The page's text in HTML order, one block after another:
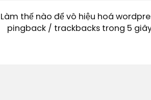
Làm thế nào để vô hiệu hoá
pingback / trackbacks trong 5